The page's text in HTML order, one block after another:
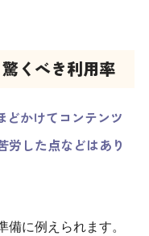
くべき利用率
どかけてコンテンツ
労した点などはあり
に例えられます。